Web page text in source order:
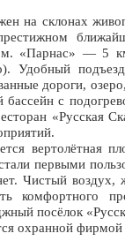
на склонах
м. «Парнас» — 5
Удобный
дороги,
басcейн с
«Русская
вертолётная
первыми
Чистый
комфортного
посёлок
охранной